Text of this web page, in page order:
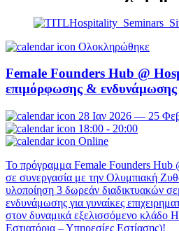
Ολοκληρώθηκε
Female Founders Hub @
επιμόρφωσης & ενδυνάμωσης
28 Ιαν 2026 — 25
18:00 - 20:00
Online
Το πρόγραμμα Female Founders
σε συνεργασία με την Ολυμπιακή
υλοποίηση 3 δωρεάν διαδικτυακών
ενδυνάμωσης για γυναίκες
στον δυναμικά εξελισσόμενο κλάδο
Εστιατόρια – Υπηρεσίες Εστίασης)!